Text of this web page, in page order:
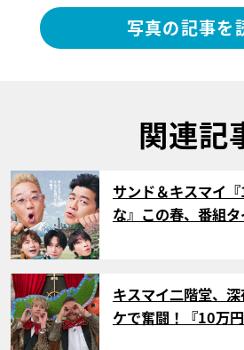
写真の記事を
関連記
サムネイル
サンド＆キスマイ
な』この春、番組
サムネイル
キスマイ二階堂、
ケで奮闘！『10万